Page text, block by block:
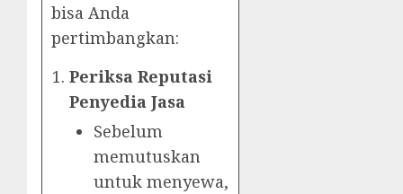
bisa Anda
pertimbangkan:
Periksa Reputasi
Penyedia Jasa
Sebelum
memutuskan
untuk menyewa,